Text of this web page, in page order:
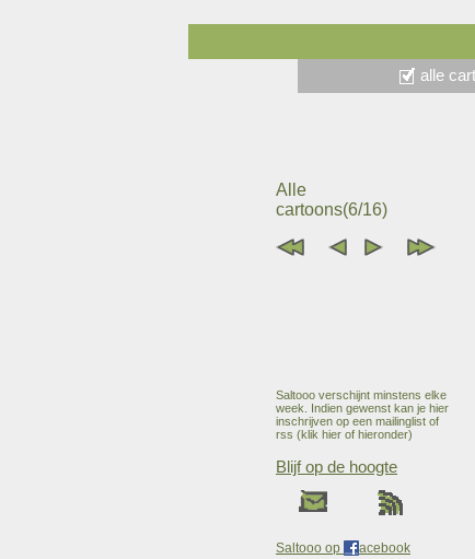
alle
Alle
cartoons(6/16)
Saltooo verschijnt minstens elke
week. Indien gewenst kan je hier
inschrijven op een mailinglist of
rss (klik hier of hieronder)
Blijf op de hoogte
Saltooo op acebook